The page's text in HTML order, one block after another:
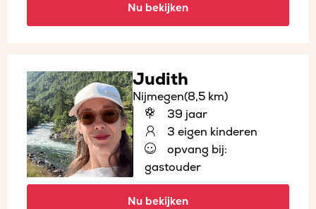
Nu bekijken
Judith
Nijmegen(8,5 km)
39 jaar
3 eigen kinderen
opvang bij:
gastouder
Nu bekijken